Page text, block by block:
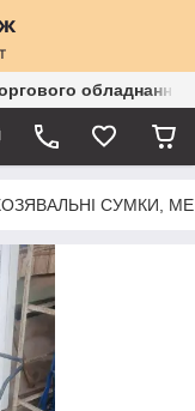
обладнання
СУМКИ,